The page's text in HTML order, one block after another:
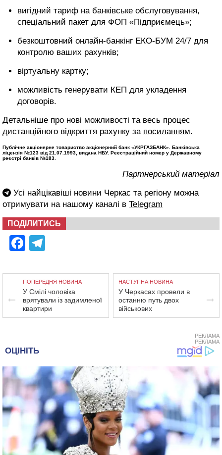
вигідний тариф на банківське обслуговування,
спеціальний пакет для ФОП «Підприємець»;
безкоштовний онлайн-банкінг ЕКО-БУМ 24/7 для
контролю ваших рахунків;
віртуальну картку;
можливість генерувати КЕП для укладення
договорів.
Детальніше про нові можливості та весь процес
дистанційного відкриття рахунку за посиланням.
Публічне акціонерне товариство акціонерний банк «УКРГАЗБАНК». Банківська
ліцензія №123 від 21.07.1993, видана НБУ. Реєстраційний номер у Державному
реєстрі банків №183.
Партнерський матеріал
Усі найцікавіші новини Черкас та регіону можна
отримувати на нашому каналі в Telegram
ПОДІЛИТИСЬ
Facebook
ПОПЕРЕДНЯ НОВИНА
У Смілі чоловіка
врятували із задимленої
квартири
НАСТУПНА НОВИНА
У Черкасах провели в
останню путь двох
військових
РЕКЛАМА
РЕКЛАМА